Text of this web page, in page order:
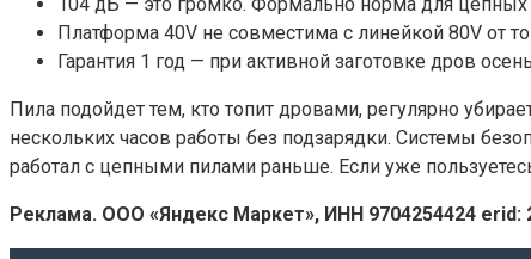
Платформа 40V не совместима с линейкой 80V от
Гарантия 1 год — при активной заготовке дров
Пила подойдет тем, кто топит дровами, регулярно
нескольких часов работы без подзарядки. Системы
работал с цепными пилами раньше. Если уже
Реклама. ООО «Яндекс Маркет», ИНН 9704254424 erid: